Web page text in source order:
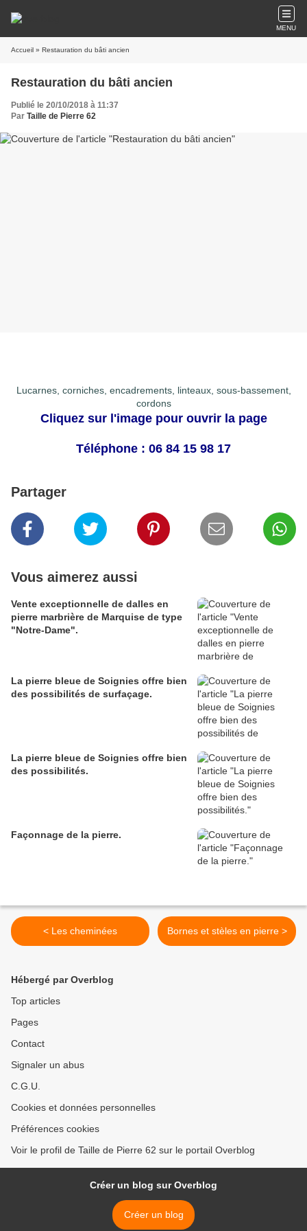
MENU
Accueil » Restauration du bâti ancien
Restauration du bâti ancien
Publié le 20/10/2018 à 11:37
Par Taille de Pierre 62
Lucarnes, corniches, encadrements, linteaux, sous-bassement,
cordons
Cliquez sur l'image pour ouvrir la page
Téléphone : 06 84 15 98 17
Partager
Vous aimerez aussi
Vente exceptionnelle de dalles en
pierre marbrière de Marquise de type
"Notre-Dame".
La pierre bleue de Soignies offre bien
des possibilités de surfaçage.
La pierre bleue de Soignies offre bien
des possibilités.
Façonnage de la pierre.
< Les cheminées Bornes et stèles en pierre >
Hébergé par Overblog
Top articles
Pages
Contact
Signaler un abus
C.G.U.
Cookies et données personnelles
Préférences cookies
Voir le profil de Taille de Pierre 62 sur le portail Overblog
Créer un blog sur Overblog
Créer un blog